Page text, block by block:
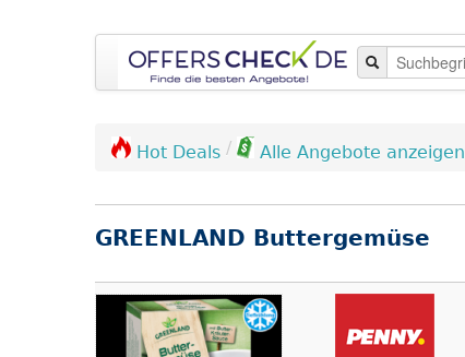
Hot Deals / Alle Angebote anzeigen
GREENLAND Buttergemüse